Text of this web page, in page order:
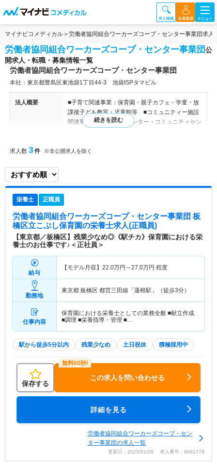
マイナビコメディカル 労働者協同組合ワーカーズコープ・センター事業団求人
労働者協同組合ワーカーズコープ・センター事業団公
開求人・転職・募集情報一覧
労働者協同組合ワーカーズコープ・センター事業団
本社：東京都豊島区東池袋1丁目44-3 池袋ISPタマビル
法人概要
■子育て関連事業：保育園・親子カフェ・学童・放
課後子ども教室・児童館等 ■コミュニティー施設
関連事業：高齢者福祉センター・コミュニティセン
業務・電話交換業務、一般ビルメンテナンス業 ■
特色
し、「ともに生き、ともに働く」社会をつくる”と
いう「協同労働」という考えのもと、地域のみなさ
まと共に事業に取り組んでいます。
求人数 3件 ※非公開求人を除く
栄養士 正職員
労働者協同組合ワーカーズコープ・センター事業団 板
橋区立こぶし保育園の栄養士求人(正職員)
【東京都／板橋区】残業少なめ◎《駅チカ》保育園における栄
養士のお仕事です♪＜正社員＞
給与
【モデル月収】 22.0万円～27.0万円 程度
勤務地
東京都 板橋区 都営三田線「蓮根駅」（徒歩3分）
仕事内容
保育園における栄養士としての業務全般 ■献立作成
■調理 ■栄養指導・管理 ■…
駅から徒歩5分以内 残業少なめ 土日祝休 積極採用中
保存する
この求人を問い合わせる
詳細を見る
労働者協同組合ワーカーズコープ・セン
ター事業団の求人一覧
更新日：2025/01/09 求人番号：9691779